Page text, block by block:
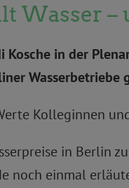
Wasser –
in der
Wasserbetriebe
Kolleginnen
in Berlin
noch einmal